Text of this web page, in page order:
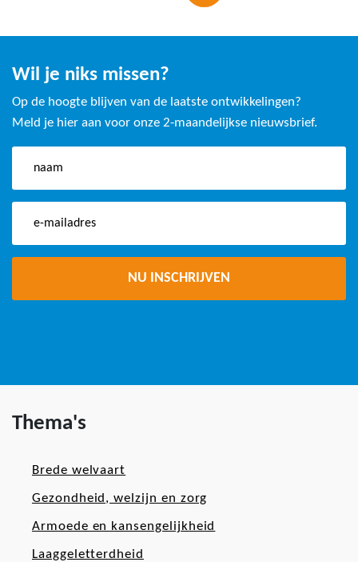
Wil je niks missen?
Op de hoogte blijven van de laatste ontwikkelingen?
Meld je hier aan voor onze 2-maandelijkse nieuwsbrief.
Thema's
Brede welvaart
Gezondheid, welzijn en zorg
Armoede en kansengelijkheid
Laaggeletterdheid